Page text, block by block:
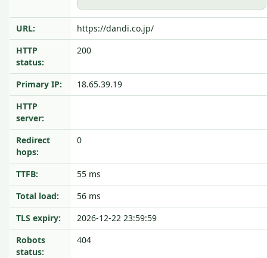
URL:
https://dandi.co.jp/
HTTP
status:
200
Primary IP:
18.65.39.19
HTTP
server:
Redirect
hops:
0
TTFB:
55 ms
Total load:
56 ms
TLS expiry:
2026-12-22 23:59:59
Robots
status:
404